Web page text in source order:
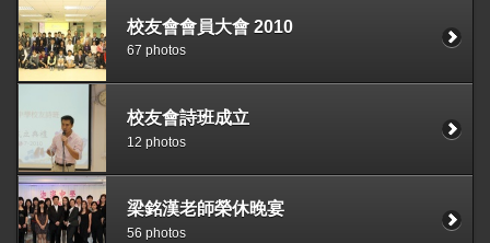
校友會會員大會 2010
67 photos
校友會詩班成立
12 photos
梁銘漢老師榮休晚宴
56 photos